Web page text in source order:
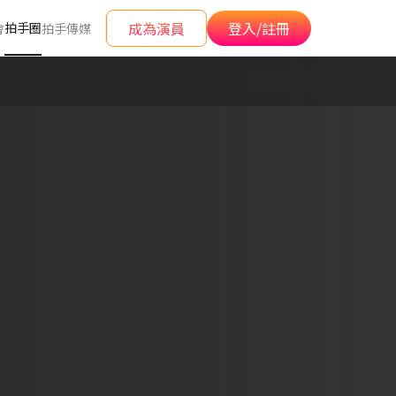
拍手圈拍手傳媒 成為演員 登入/註冊